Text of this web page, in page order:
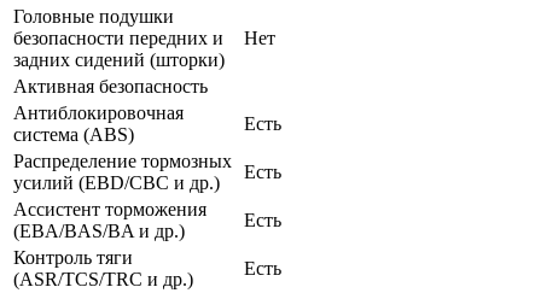
Головные подушки
безопасности передних и
задних сидений (шторки)
Нет
Активная безопасность
Антиблокировочная
система (ABS)
Есть
Распределение тормозных
усилий (EBD/CBC и др.)
Есть
Ассистент торможения
(EBA/BAS/BA и др.)
Есть
Контроль тяги
(ASR/TCS/TRC и др.)
Есть